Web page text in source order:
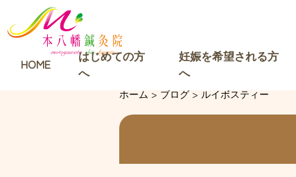
HOME
はじめての方
へ
妊娠を希望される方
へ
ホーム > ブログ> ルイボスティー